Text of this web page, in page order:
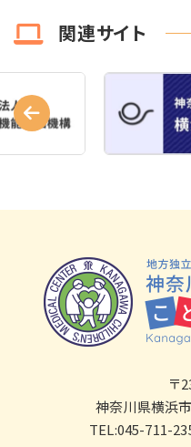
関連サイト
〒
神奈川県横浜
TEL:045-711-